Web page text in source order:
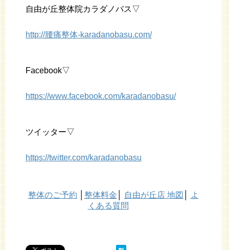
自由が丘整体院カラダノバス▽
http://腰痛整体-karadanobasu.com/
Facebook▽
https://www.facebook.com/karadanobasu/
ツイッター▽
https://twitter.com/karadanobasu
整体のご予約 整体料金 自由が丘店 地図
よ
くある質問